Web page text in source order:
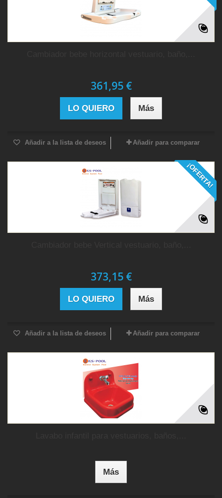
361,95 €
LO QUIERO Más
Añadir a la lista de deseos Añadir para comparar
¡OFERTA!
373,15 €
LO QUIERO Más
Añadir a la lista de deseos Añadir para comparar
Más